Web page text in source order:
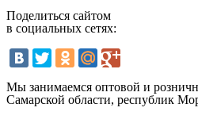
Поделиться сайтом
в социальных сетях:
Мы занимаемся оптовой и
Самарской области, республик